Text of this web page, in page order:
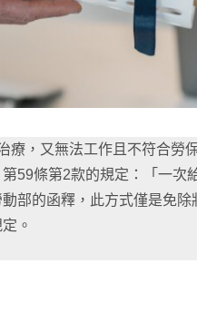
療，又無法工作且不符合勞
59條第2款的規定：「一次
部的函釋，此方式僅是免除
。